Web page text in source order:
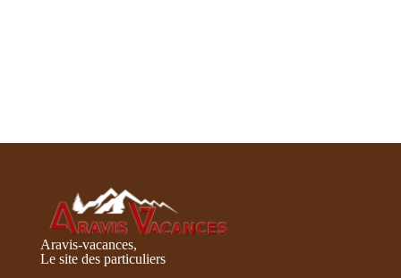
Aravis-vacances,
Le site des particuliers